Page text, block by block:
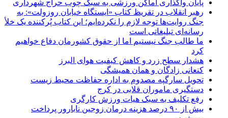
پایان واگذاری اماکن ورزشی به سبک چوب حراج شهرداری
رهبر انقلاب در تقریظ کتاب «ایستگاه خیابان روزولت»: به
جنگ روایت‌ها توجه لازم را نکرده‌ایم؛ این کتاب پُرکننده‌ یک خلأ
رسانه‌ای تبلیغاتی است
ما طالب جنگ نیستیم اما از حقوق کشورمان دفاع خواهیم
کرد
هشدار سطح زرد و کاهش کیفیت هوای البرز
کنعانی زادگان و همان همیشگی
تحویل سارگپه مصدوم به اداره حفاظت محیط زیست
دستگیری ماموران قلابی در کرج
رفع تکلیف به سبک هیات ورزش کارگری
بیش از ۹۰ درصد هزینه درمان زوجین نابارور پرداخت